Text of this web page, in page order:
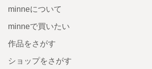
minneについて
minneで買いたい
作品をさがす
ショップをさがす